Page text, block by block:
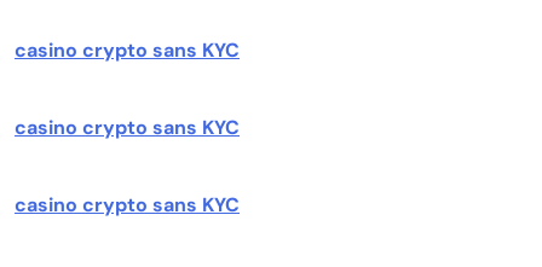
casino crypto sans KYC
casino crypto sans KYC
casino crypto sans KYC